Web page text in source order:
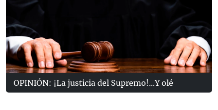
OPINIÓN: ¡La justicia del Supremo!...Y olé